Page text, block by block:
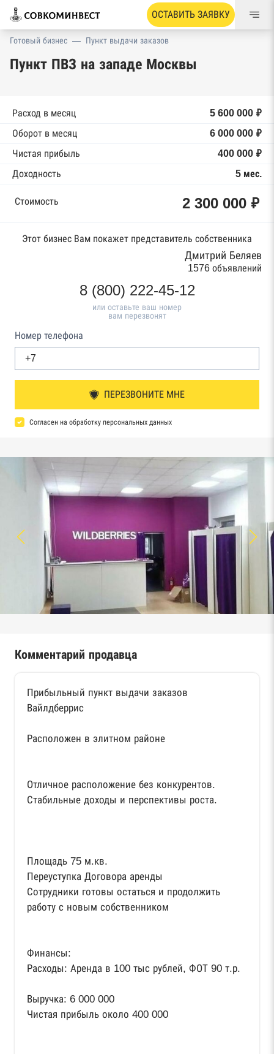
ОСТАВИТЬ ЗАЯВКУ
Готовый бизнес — Пункт выдачи заказов
Пункт ПВЗ на западе Москвы
Расход в месяц
5 600 000 ₽
Оборот в месяц
6 000 000 ₽
Чистая прибыль
400 000 ₽
Доходность
5 мес.
Стоимость 2 300 000 ₽
Этот бизнес Вам покажет представитель собственника
Дмитрий Беляев
1576 объявлений
8 (800) 222-45-12
или оставьте ваш номер
вам перезвонят
Номер телефона
ПЕРЕЗВОНИТЕ МНЕ
Согласен на обработку персональных данных
Комментарий продавца
Прибыльный пункт выдачи заказов
Вайлдберрис
Расположен в элитном районе
Отличное расположение без конкурентов.
Стабильные доходы и перспективы роста.
Площадь 75 м.кв.
Переуступка Договора аренды
Сотрудники готовы остаться и продолжить
работу с новым собственником
Финансы:
Расходы: Аренда в 100 тыс рублей, ФОТ 90 т.р.
Выручка: 6 000 000
Чистая прибыль около 400 000